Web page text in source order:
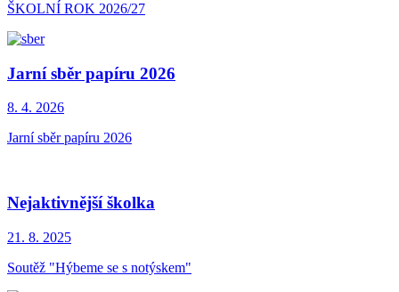
ŠKOLNÍ ROK 2026/27
Jarní sběr papíru 2026
8. 4. 2026
Jarní sběr papíru 2026
Nejaktivnější školka
21. 8. 2025
Soutěž "Hýbeme se s notýskem"